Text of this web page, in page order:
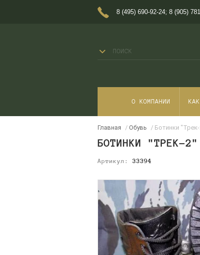
8 (495) 690-92-24; 8 (905)
О КОМПАНИИ
Главная / Обувь / Ботинки
БОТИНКИ "ТРЕК-
Артикул: 33394